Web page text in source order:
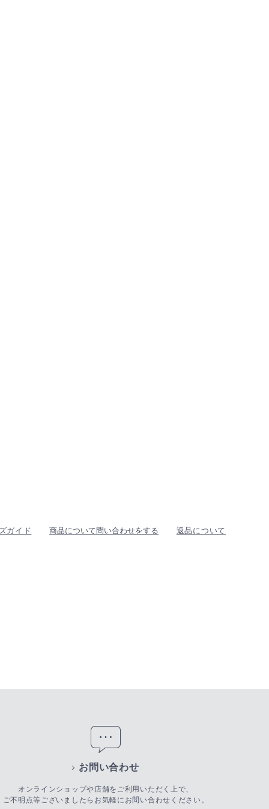
ガイド 商品について問い合わせをする 返品について
お問い合わせ
オンラインショップや店舗をご利用いただく上で、
ご不明点等ございましたらお気軽にお問い合わせください。